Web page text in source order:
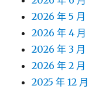
2026 年 5 月
2026 年 4 月
2026 年 3 月
2026 年 2 月
2025 年 12 月